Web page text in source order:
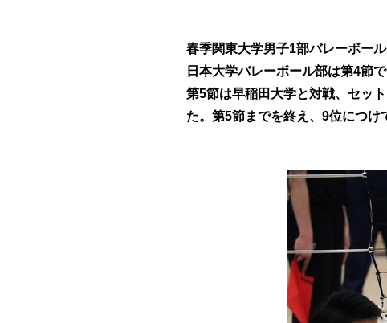
春季関東大学男子1部バレーボー
日本大学バレーボール部は第4節
第5節は早稲田大学と対戦、セッ
た。第5節までを終え、9位につけ